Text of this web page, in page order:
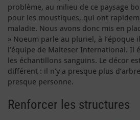
problème, au milieu de ce paysage
pour les moustiques, qui ont
maladie. Nous avons donc mis en
» Noeum parle au pluriel, à l’époque
l’équipe de Malteser International. Il
les échantillons sanguins. Le décor
différent : il n’y a presque plus
presque personne.
Renforcer les structures